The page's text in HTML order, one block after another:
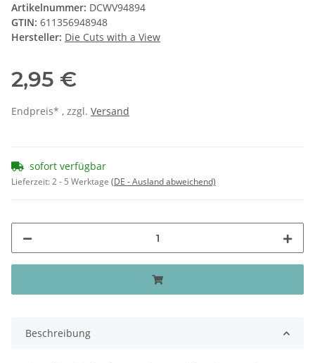
Artikelnummer: DCWV94894
GTIN: 611356948948
Hersteller: Die Cuts with a View
2,95 €
Endpreis* , zzgl. Versand
sofort verfügbar
Lieferzeit:2 - 5 Werktage (DE - Ausland abweichend)
Beschreibung